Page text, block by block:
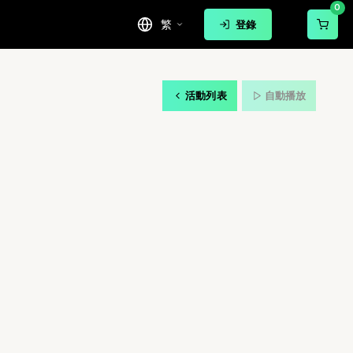
繁 登錄
0
活動列表 自動播放